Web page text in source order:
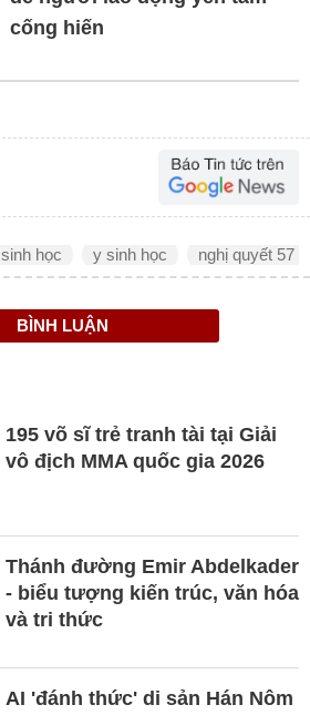
cống hiến
học y sinh học nghị quyết 57
BÌNH LUẬN
195 võ sĩ trẻ tranh tài tại Giải
vô địch MMA quốc gia 2026
Thánh đường Emir Abdelkader
- biểu tượng kiến trúc, văn hóa
và tri thức
AI 'đánh thức' di sản Hán Nôm